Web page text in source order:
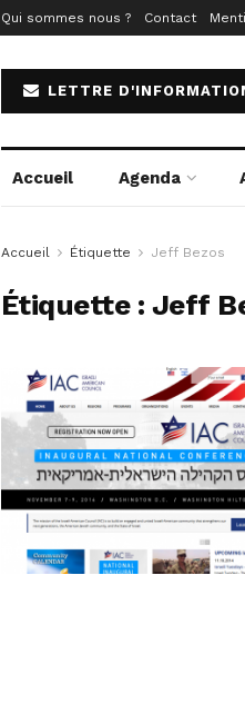
Qui sommes nous ? Contact
LETTRE
Accueil Agenda
Accueil Étiquette Jeff Bezos
Étiquette : Jeff